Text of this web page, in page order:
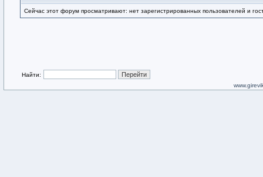
Сейчас этот форум просматривают: нет зарегистрированных пользователей и
Найти: